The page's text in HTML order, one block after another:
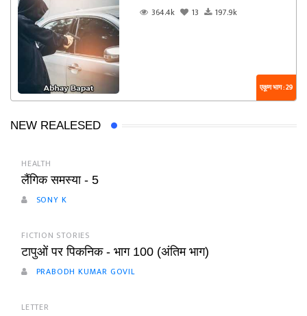
364.4k
13 197.9k
एकूण भाग : 29
NEW REALESED
HEALTH
लैंगिक समस्या - 5
SONY K
FICTION STORIES
टापुओं पर पिकनिक - भाग 100 (अंतिम भाग)
PRABODH KUMAR GOVIL
LETTER